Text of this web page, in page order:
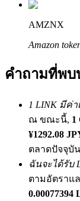
การแนะนำ
เชิญเพื่อนเพื่
Deposit CASHCAT
AMZNX
Amazon
คำถามที่พบ
1 LINK มีค่า
ณ ขณะนี้, 1
¥1292.08
ตลาดปัจจุบัน
ฉันจะได้รับ
ตามอัตราแ
0.00077394